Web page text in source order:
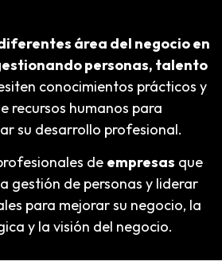
área del negocio en
personas, talento
conocimientos prácticos y
recursos humanos para
su desarrollo profesional.
de empresas que
gestión de personas y liderar
para mejorar su negocio, la
y la visión del negocio.